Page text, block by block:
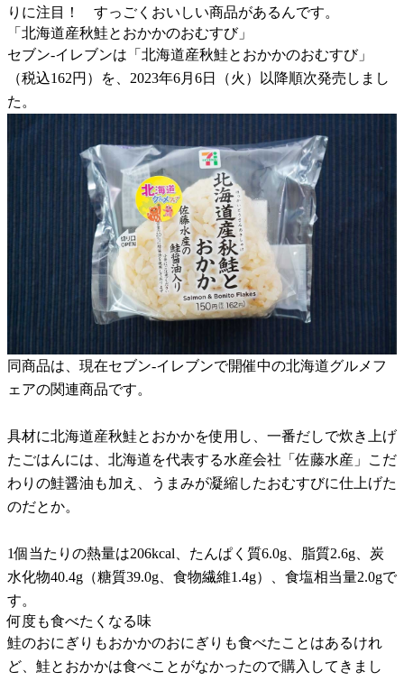
りに注目！ すっごくおいしい商品があるんです。
「北海道産秋鮭とおかかのおむすび」
セブン-イレブンは「北海道産秋鮭とおかかのおむすび」
（税込162円）を、2023年6月6日（火）以降順次発売しまし
た。
同商品は、現在セブン-イレブンで開催中の北海道グルメフ
ェアの関連商品です。
具材に北海道産秋鮭とおかかを使用し、一番だしで炊き上げ
たごはんには、北海道を代表する水産会社「佐藤水産」こだ
わりの鮭醤油も加え、うまみが凝縮したおむすびに仕上げた
のだとか。
1個当たりの熱量は206kcal、たんぱく質6.0g、脂質2.6g、炭
水化物40.4g（糖質39.0g、食物繊維1.4g）、食塩相当量2.0gで
す。
何度も食べたくなる味
鮭のおにぎりもおかかのおにぎりも食べたことはあるけれ
ど、鮭とおかかは食べことがなかったので購入してきまし